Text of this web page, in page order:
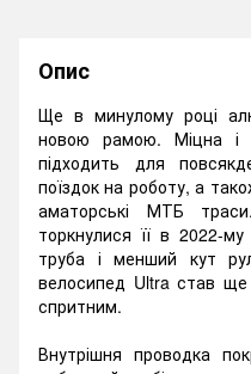
Опис
Ще в минулому році
новою рамою. Міцна і
підходить для
поїздок на роботу, а
аматорські МТБ
торкнулися її в 2022-
труба і менший кут
велосипед Ultra став ще
спритним.
Внутрішня проводка